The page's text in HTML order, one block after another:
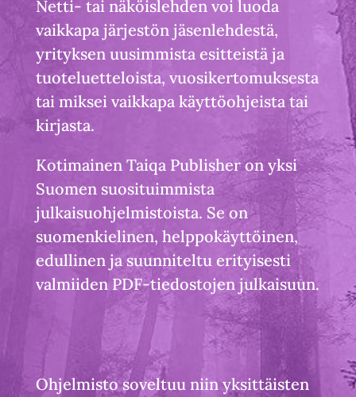
Netti- tai näköislehden voi luoda
vaikkapa järjestön jäsenlehdestä,
yrityksen uusimmista esitteistä ja
tuoteluetteloista, vuosikertomuksesta
tai miksei vaikkapa käyttöohjeista tai
kirjasta.
Kotimainen Taiqa Publisher on yksi
Suomen suosituimmista
julkaisuohjelmistoista. Se on
suomenkielinen, helppokäyttöinen,
edullinen ja suunniteltu erityisesti
valmiiden PDF-tiedostojen julkaisuun.
Ohjelmisto soveltuu niin yksittäisten